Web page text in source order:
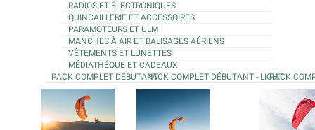
RADIOS ET ÉLECTRONIQUES
QUINCAILLERIE ET ACCESSOIRES
PARAMOTEURS ET ULM
MANCHES À AIR ET BALISAGES AÉRIENS
VÊTEMENTS ET LUNETTES
MÉDIATHÉQUE ET CADEAUX
PACK COMPLET DÉBUTANTPACK COMPLET DÉBUTANT - LIGHT
PACK